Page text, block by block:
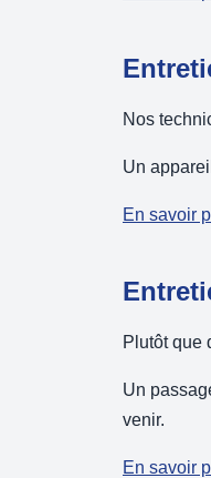
Nos
Un
En savoir
Plutôt que
Un
venir.
En savoir